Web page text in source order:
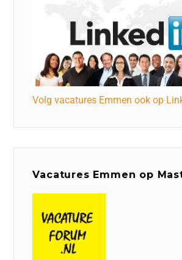
Volg vacatures Emmen ook op
Vacatures Emmen op